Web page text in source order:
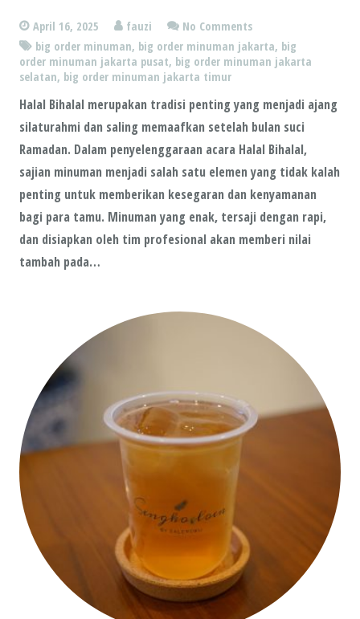
April 16, 2025 fauzi
No Comments
big order minuman, big order minuman jakarta, big
order minuman jakarta pusat, big order minuman jakarta
selatan, big order minuman jakarta timur
Halal Bihalal merupakan tradisi penting yang menjadi ajang
silaturahmi dan saling memaafkan setelah bulan suci
Ramadan. Dalam penyelenggaraan acara Halal Bihalal,
sajian minuman menjadi salah satu elemen yang tidak kalah
penting untuk memberikan kesegaran dan kenyamanan
bagi para tamu. Minuman yang enak, tersaji dengan rapi,
dan disiapkan oleh tim profesional akan memberi nilai
tambah pada…